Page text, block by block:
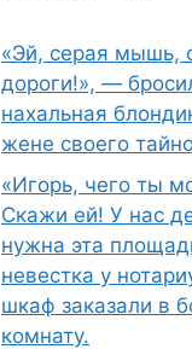
«Эй, серая мышь,
дороги!», —
нахальная
жене своего
«Игорь, чего ты
Скажи ей! У нас
нужна эта
невестка у
шкаф заказали в
комнату.